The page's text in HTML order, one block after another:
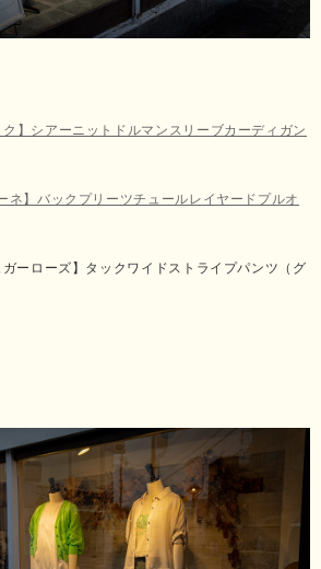
】シアーニットドルマンスリーブカーディガン
ネ】バックプリーツチュールレイヤードプルオ
ガーローズ】タックワイドストライプパンツ（グ